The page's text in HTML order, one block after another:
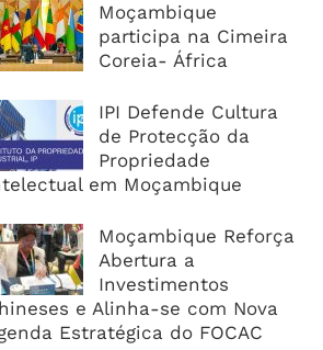
Moçambique
participa na Cimeira
Coreia- África
IPI Defende Cultura
de Protecção da
Propriedade
em Moçambique
Moçambique Reforça
Abertura a
Investimentos
e Alinha-se com Nova
Estratégica do FOCAC
No Centro Da Nova Agenda
No Caminho Da Auto-
E Das Exportações
Ligação Da Zâmbia Ao
Do Lobito